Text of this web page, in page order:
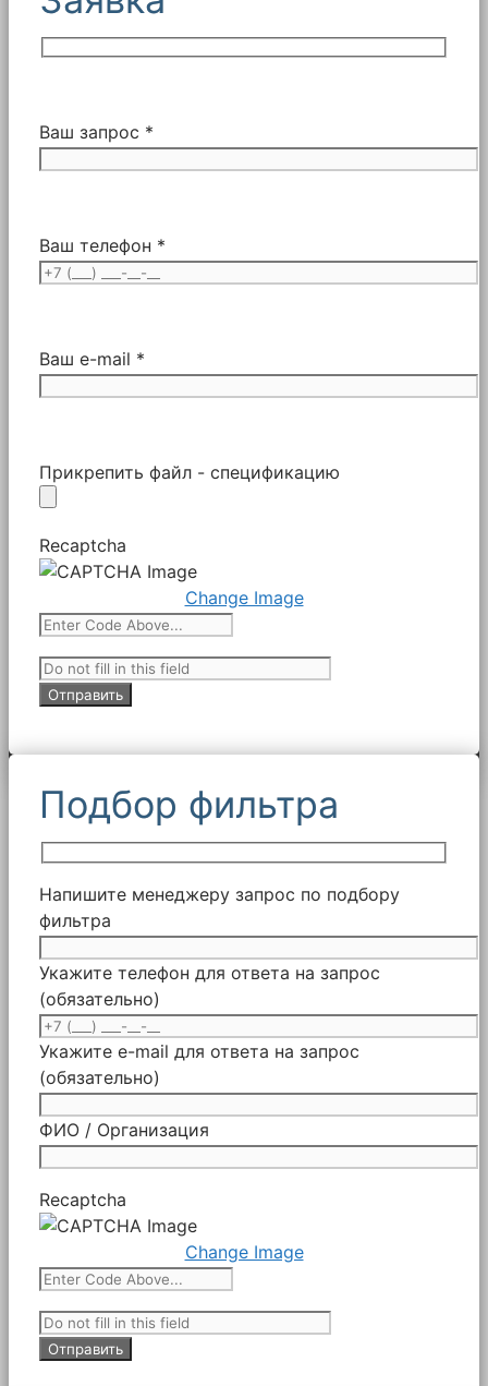
Ваш запрос *
Ваш телефон *
Ваш e-mail *
Прикрепить файл - спецификацию
Recaptcha
Change Image
Подбор фильтра
Напишите менеджеру запрос по подбору
фильтра
Укажите телефон для ответа на запрос
(обязательно)
Укажите e-mail для ответа на запрос
(обязательно)
ФИО / Организация
Recaptcha
Change Image